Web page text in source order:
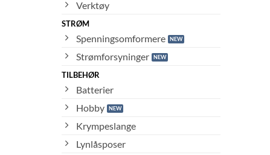
Verktøy
STRØM
Spenningsomformere
Strømforsyninger
TILBEHØR
Batterier
Hobby
Krympeslange
Lynlåsposer